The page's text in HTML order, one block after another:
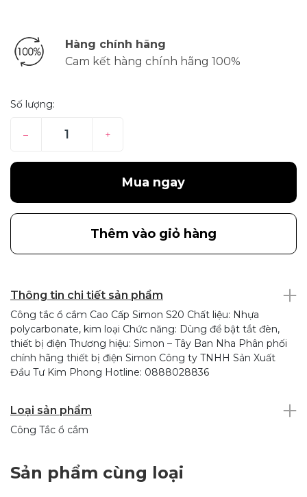
Hàng chính hãng
Cam kết hàng chính hãng 100%
Số lượng:
– +
Mua ngay
Thêm vào giỏ hàng
Thông tin chi tiết sản phẩm
Công tắc ổ cắm Cao Cấp Simon S20 Chất liệu: Nhựa
polycarbonate, kim loại Chức năng: Dùng để bật tắt đèn,
thiết bị điện Thương hiệu: Simon – Tây Ban Nha Phân phối
chính hãng thiết bị điện Simon Công ty TNHH Sản Xuất
Đầu Tư Kim Phong Hotline: 0888028836
Loại sản phẩm
Công Tắc ổ cắm
Sản phẩm cùng loại